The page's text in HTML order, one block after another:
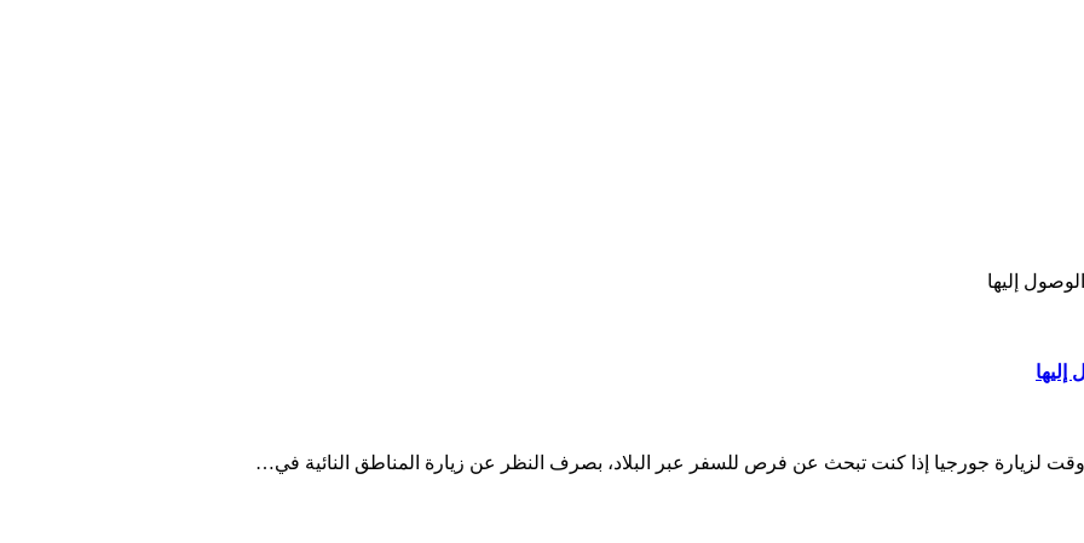
إليها
جورجيا إذا كنت تبحث عن فرص للسفر عبر البلاد، بصرف النظر عن زيارة المناطق النائية في…